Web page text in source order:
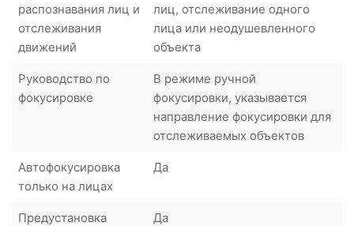
распознавания лиц и
отслеживания
движений
лиц, отслеживание одного
лица или неодушевленного
объекта
Руководство по
фокусировке
В режиме ручной
фокусировки, указывается
направление фокусировки для
отслеживаемых объектов
Автофокусировка
только на лицах
Да
Предустановка
Да